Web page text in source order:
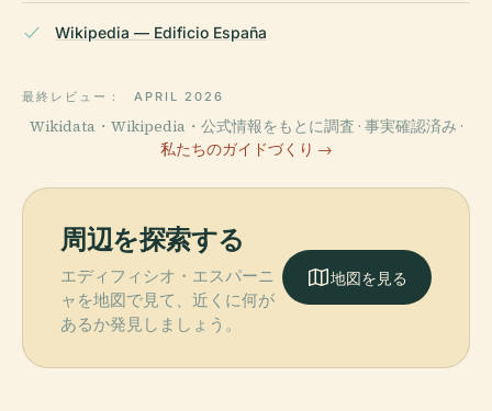
Wikipedia — Edificio España
最終レビュー： APRIL 2026
Wikidata・Wikipedia・公式情報をもとに調査 · 事実確認済み ·
私たちのガイドづくり →
周辺を探索する
エディフィシオ・エスパーニ
ャを地図で見て、近くに何が
あるか発見しましょう。
地図を見る